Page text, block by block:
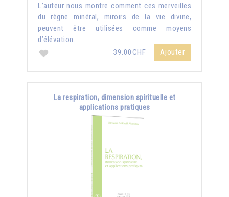
L’auteur nous montre comment ces merveilles
du règne minéral, miroirs de la vie divine,
peuvent être utilisées comme moyens
d’élévation...
39.00CHF
Ajouter
La respiration, dimension spirituelle et
applications pratiques